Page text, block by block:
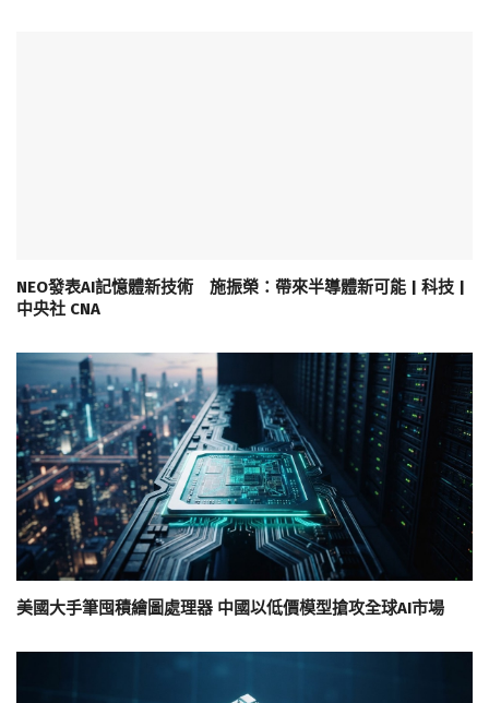
NEO發表AI記憶體新技術 施振榮：帶來半導體新可能 | 科技 |
中央社 CNA
美國大手筆囤積繪圖處理器 中國以低價模型搶攻全球AI市場